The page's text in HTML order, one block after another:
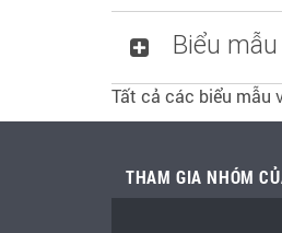
Biểu
Tất cả các biểu mẫu
THAM GIA NHÓM